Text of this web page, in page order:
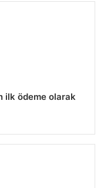
ilk ödeme olarak